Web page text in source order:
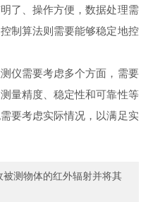
了、操作方便，数据处理需
制算法则需要能够稳定地控
需要考虑多个方面，需要
量精度、稳定性和可靠性等
要考虑实际情况，以满足实
测物体的红外辐射并将其